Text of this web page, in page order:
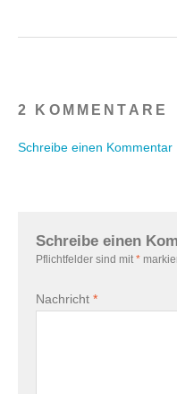
2 KOMMENTARE
Schreibe einen
Schreibe einen
Pflichtfelder sind mit *
Nachricht *